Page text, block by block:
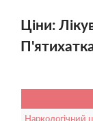
Ціни: